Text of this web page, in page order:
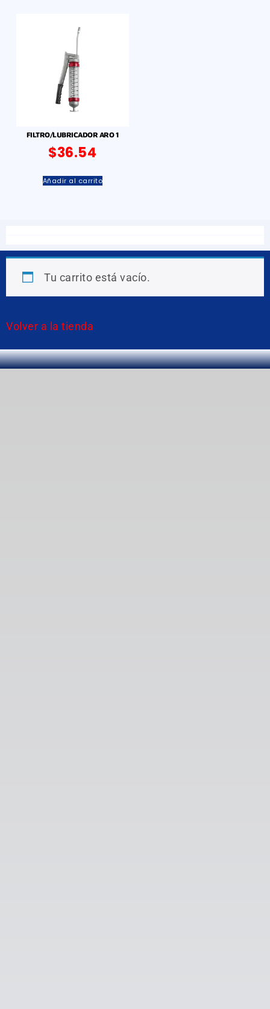
FILTRO/LUBRICADOR ARO 1
$36.54
Añadir al carrito
Tu carrito está vacío.
Volver a la tienda